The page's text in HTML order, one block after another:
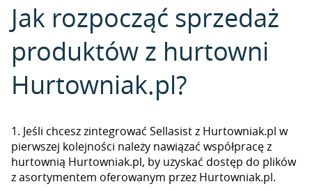
Jak rozpocząć sprzedaż
produktów z hurtowni
Hurtowniak.pl?
1. Jeśli chcesz zintegrować Sellasist z Hurtowniak.pl w
pierwszej kolejności należy nawiązać współpracę z
hurtownią Hurtowniak.pl, by uzyskać dostęp do plików
z asortymentem oferowanym przez Hurtowniak.pl.